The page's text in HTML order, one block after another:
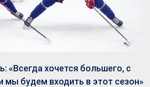
«Всегда хочется большего, с
будем входить в этот сезон»